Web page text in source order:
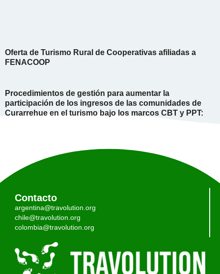
Oferta de Turismo Rural de Cooperativas afiliadas a
FENACOOP
Procedimientos de gestión para aumentar la
participación de los ingresos de las comunidades de
Curarrehue en el turismo bajo los marcos CBT y PPT:
Contacto
argentina@travolution.org
chile@travolution.org
colombia@travolution.org